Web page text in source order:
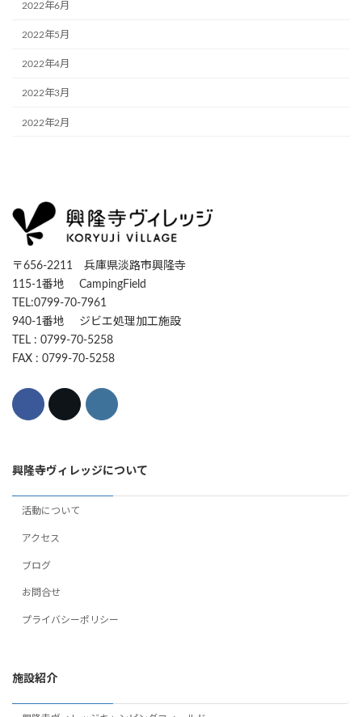
2022年6月
2022年5月
2022年4月
2022年3月
2022年2月
〒656-2211 兵庫県淡路市興隆寺
115-1番地 CampingField
TEL:0799-70-7961
940-1番地 ジビエ処理加工施設
TEL : 0799-70-5258
FAX : 0799-70-5258
興隆寺ヴィレッジについて
活動について
アクセス
ブログ
お問合せ
プライバシーポリシー
施設紹介